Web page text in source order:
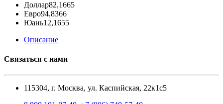
Доллар82,1665
Евро94,8366
Юань12,1655
Описание
Связаться с нами
115304, г. Москва, ул. Каспийская, 22к1с5